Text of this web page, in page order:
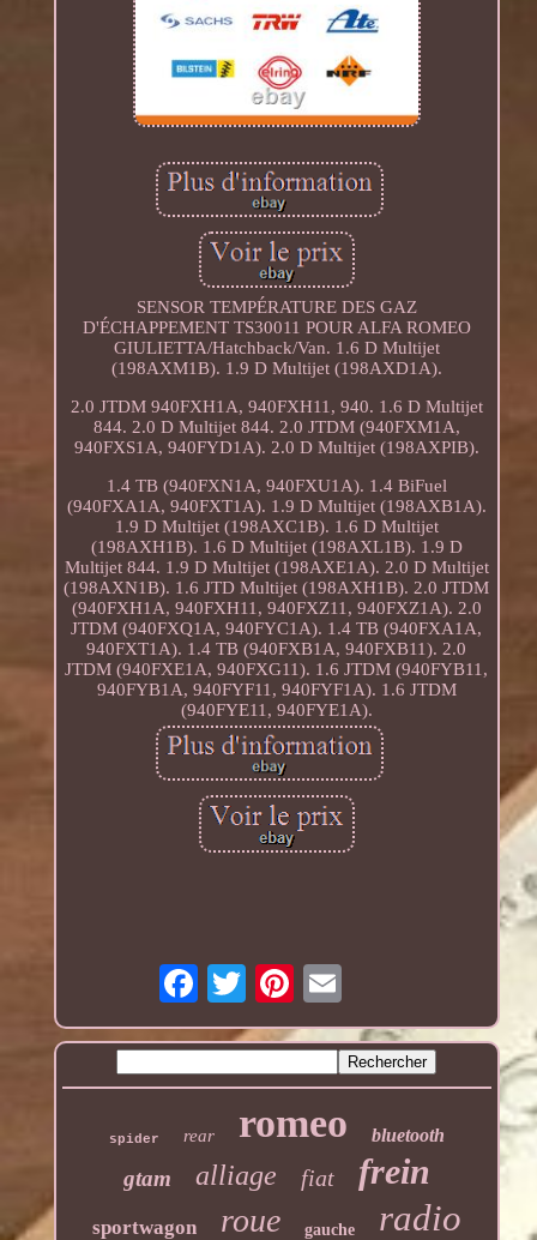
SENSOR TEMPÉRATURE DES GAZ
D'ÉCHAPPEMENT TS30011 POUR ALFA ROMEO
GIULIETTA/Hatchback/Van. 1.6 D Multijet
(198AXM1B). 1.9 D Multijet (198AXD1A).
2.0 JTDM 940FXH1A, 940FXH11, 940. 1.6 D Multijet
844. 2.0 D Multijet 844. 2.0 JTDM (940FXM1A,
940FXS1A, 940FYD1A). 2.0 D Multijet (198AXPIB).
1.4 TB (940FXN1A, 940FXU1A). 1.4 BiFuel
(940FXA1A, 940FXT1A). 1.9 D Multijet (198AXB1A).
1.9 D Multijet (198AXC1B). 1.6 D Multijet
(198AXH1B). 1.6 D Multijet (198AXL1B). 1.9 D
Multijet 844. 1.9 D Multijet (198AXE1A). 2.0 D Multijet
(198AXN1B). 1.6 JTD Multijet (198AXH1B). 2.0 JTDM
(940FXH1A, 940FXH11, 940FXZ11, 940FXZ1A). 2.0
JTDM (940FXQ1A, 940FYC1A). 1.4 TB (940FXA1A,
940FXT1A). 1.4 TB (940FXB1A, 940FXB11). 2.0
JTDM (940FXE1A, 940FXG11). 1.6 JTDM (940FYB11,
940FYB1A, 940FYF11, 940FYF1A). 1.6 JTDM
(940FYE11, 940FYE1A).
spider rear romeo bluetooth
gtam alliage fiat frein
sportwagon roue gauche radio